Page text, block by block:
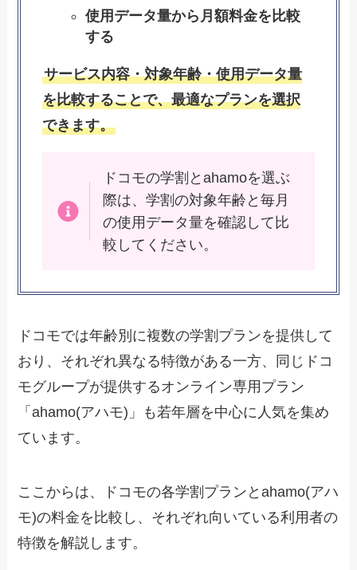
使用データ量から月額料金を比較
する
サービス内容・対象年齢・使用データ量
を比較することで、最適なプランを選択
できます。
ドコモの学割とahamoを選ぶ
際は、学割の対象年齢と毎月
の使用データ量を確認して比
較してください。
ドコモでは年齢別に複数の学割プランを提供して
おり、それぞれ異なる特徴がある一方、同じドコ
モグループが提供するオンライン専用プラン
「ahamo(アハモ)」も若年層を中心に人気を集め
ています。
ここからは、ドコモの各学割プランとahamo(アハ
モ)の料金を比較し、それぞれ向いている利用者の
特徴を解説します。